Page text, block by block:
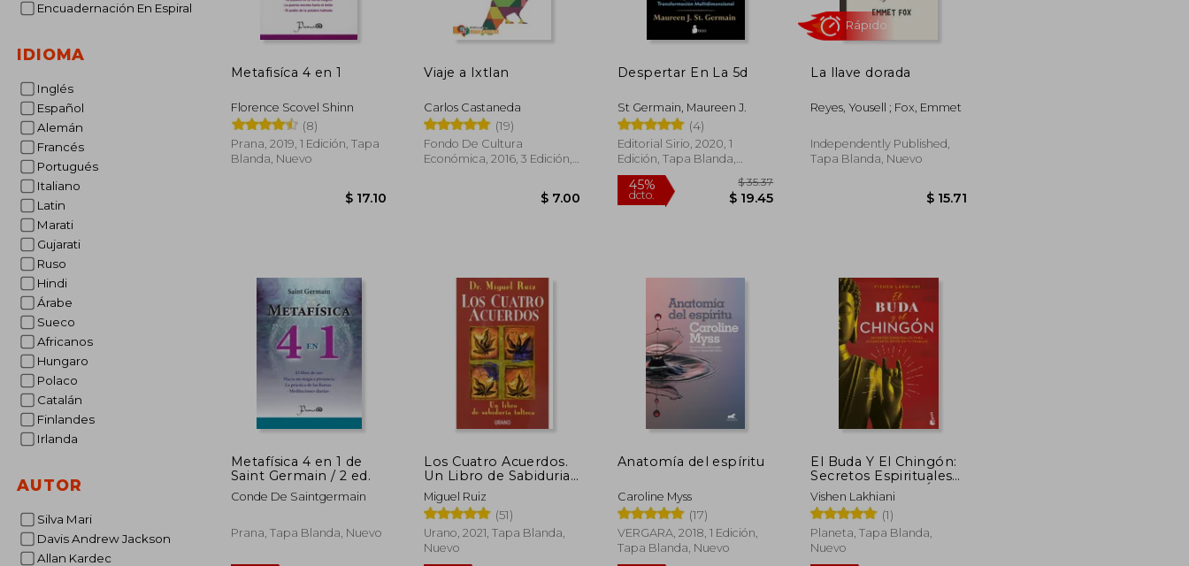
Encuadernación En Espiral
IDIOMA
Inglés
Español
Alemán
Francés
Portugués
Italiano
Latin
Marati
Gujarati
Ruso
Hindi
Árabe
Sueco
Africanos
Hungaro
Polaco
Catalán
Finlandes
Irlanda
AUTOR
Silva Mari
Davis Andrew Jackson
Allan Kardec
Metafisíca 4 en 1
Florence Scovel Shinn
(8)
Prana, 2019, 1 Edición, Tapa
Blanda, Nuevo
Viaje a Ixtlan
Carlos Castaneda
(19)
Fondo De Cultura
Económica, 2016, 3 Edición,
Despertar En La 5d
St Germain, Maureen J.
(4)
Editorial Sirio, 2020, 1
Edición, Tapa Blanda,
Nuevo
dcto. $ 19.45
La llave dorada
Reyes, Yousell ; Fox, Emmet
Independently Published,
Tapa Blanda, Nuevo
Metafísica 4 en 1 de
Saint Germain / 2 ed.
Conde De Saintgermain
Prana, Tapa Blanda, Nuevo
Los Cuatro Acuerdos.
Un Libro de Sabiduria
Tolteca
Miguel Ruiz
(51)
Urano, 2021, Tapa Blanda,
Nuevo
Anatomía del espíritu
Caroline Myss
(17)
VERGARA, 2018, 1 Edición,
Tapa Blanda, Nuevo
El Buda Y El Chingón:
Secretos Espirituales
Para Alcanzar El Éxito
En Tu Trabajo / The
Buddha and the
Badass
Vishen Lakhiani
(1)
Planeta, Tapa Blanda,
Nuevo